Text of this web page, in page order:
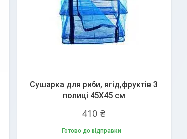
Сушарка для риби, ягід,фруктів 3
полиці 45X45 см
410 ₴
Готово до відправки